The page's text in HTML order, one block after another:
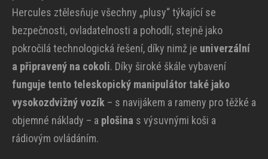
Hercules ztělesňuje všechny „plusy“ týkající se
bezpečnosti, ovladatelnosti a pohodlí, stejně jako
pokročilá technologická řešení, díky nimž je univerzální
a připravený na cokoli. Díky široké škále vybavení
funguje tento teleskopický manipulátor také jako
vysokozdvižný vozík – s navijákem a rameny pro těžké a
objemné náklady – a plošina s výsuvnými koši a
rádiovým ovládáním.